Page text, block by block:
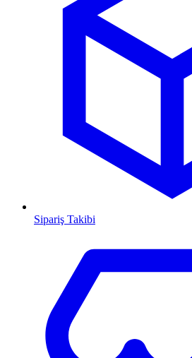
Sipariş Takibi